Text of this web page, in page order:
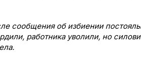
сообщения об избиении
работника уволили, но